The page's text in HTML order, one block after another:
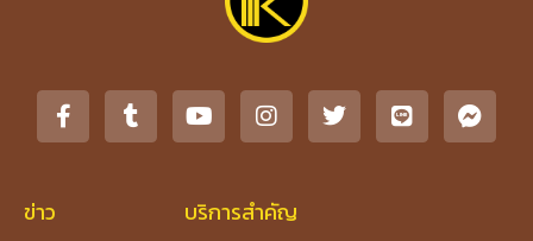
ข่าว บริการสำคัญ